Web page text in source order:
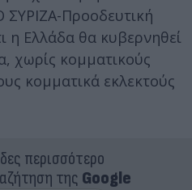
ΣΥΡΙΖΑ-Προοδευτική
η Ελλάδα θα κυβερνηθεί
χωρίς κομματικούς
κομματικά εκλεκτούς
περισσότερο
της Google